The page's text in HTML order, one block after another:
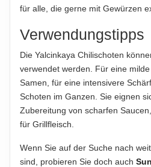
für alle, die gerne mit Gewürzen
Verwendungstipps
Die Yalcinkaya Chilischoten
verwendet werden. Für eine
Samen, für eine intensivere
Schoten im Ganzen. Sie eignen
Zubereitung von scharfen
für Grillfleisch.
Wenn Sie auf der Suche nach
sind, probieren Sie doch auch